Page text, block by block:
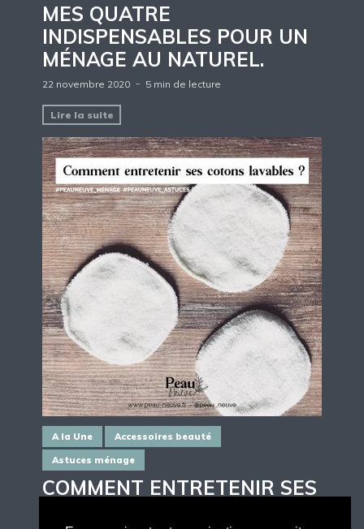
MES QUATRE
INDISPENSABLES POUR UN
MÉNAGE AU NATUREL.
22 novembre 2020 5 min de lecture
Lire la suite
A la Une Accessoires beauté
Astuces ménage
COMMENT ENTRETENIR SES